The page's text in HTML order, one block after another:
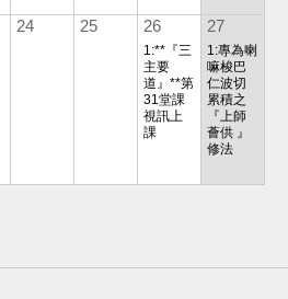
24 25 26
1:**『三
主要
道』**第
31堂課
視訊上
課
27
1:專為喇
嘛梭巴
仁波切
累積之
『上師
薈供 』
修法